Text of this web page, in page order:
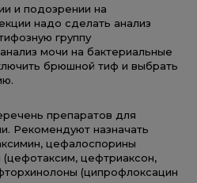
и подозрении на
надо сделать анализ
группу
мочи на бактериальные
брюшной тиф и выбрать
препаратов для
Рекомендуют назначать
цефалоспорины
(цефотаксим, цефтриаксон,
(ципрофлоксацин